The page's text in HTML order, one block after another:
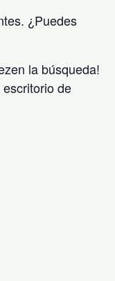
¿Puedes
la búsqueda!
de